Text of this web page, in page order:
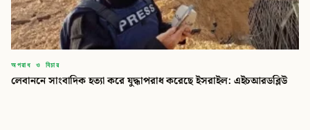
অপরাধ ও বিচার
লেবাননে সাংবাদিক হত্যা করে যুদ্ধাপরাধ করেছে ইসরাইল: এইচআরডব্লিউ